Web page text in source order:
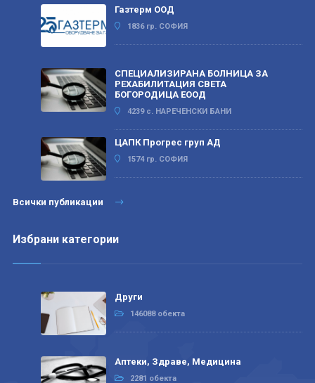
Газтерм ООД
1836 гр. СОФИЯ
СПЕЦИАЛИЗИРАНА БОЛНИЦА ЗА
РЕХАБИЛИТАЦИЯ СВЕТА
БОГОРОДИЦА ЕООД
4239 с. НАРЕЧЕНСКИ БАНИ
ЦАПК Прогрес груп АД
1574 гр. СОФИЯ
Всички публикации
Избрани категории
Други
146088 обекта
Аптеки, Здраве, Медицина
2281 обекта